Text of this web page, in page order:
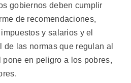
gobiernos deben cumplir
de recomendaciones,
y salarios y el
las normas que regulan al
en peligro a los pobres,